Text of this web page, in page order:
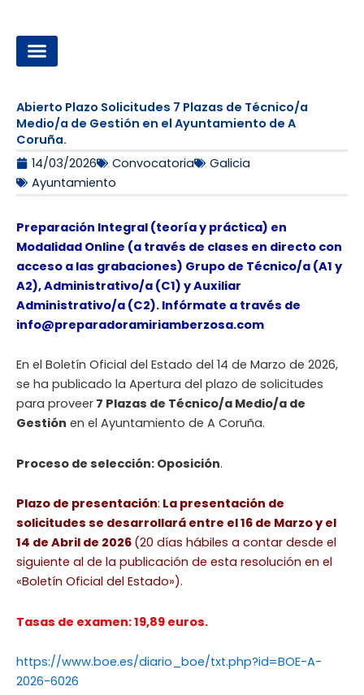
contenido
Abierto Plazo Solicitudes 7 Plazas de Técnico/a
Medio/a de Gestión en el Ayuntamiento de A
Coruña.
14/03/2026
Convocatoria
Galicia
Ayuntamiento
Preparación Integral (teoría y práctica) en
Modalidad Online (a través de clases en directo con
acceso a las grabaciones) Grupo de Técnico/a (A1 y
A2), Administrativo/a (C1) y Auxiliar
Administrativo/a (C2). Infórmate a través de
info@preparadoramiriamberzosa.com
En el Boletín Oficial del Estado del 14 de Marzo de 2026,
se ha publicado la Apertura del plazo de solicitudes
para proveer 7 Plazas de Técnico/a Medio/a de
Gestión en el Ayuntamiento de A Coruña.
Proceso de selección: Oposición.
Plazo de presentación: La presentación de
solicitudes se desarrollará entre el 16 de Marzo y el
14 de Abril de 2026 (20 días hábiles a contar desde el
siguiente al de la publicación de esta resolución en el
«Boletín Oficial del Estado»).
Tasas de examen: 19,89 euros.
https://www.boe.es/diario_boe/txt.php?id=BOE-A-
2026-6026